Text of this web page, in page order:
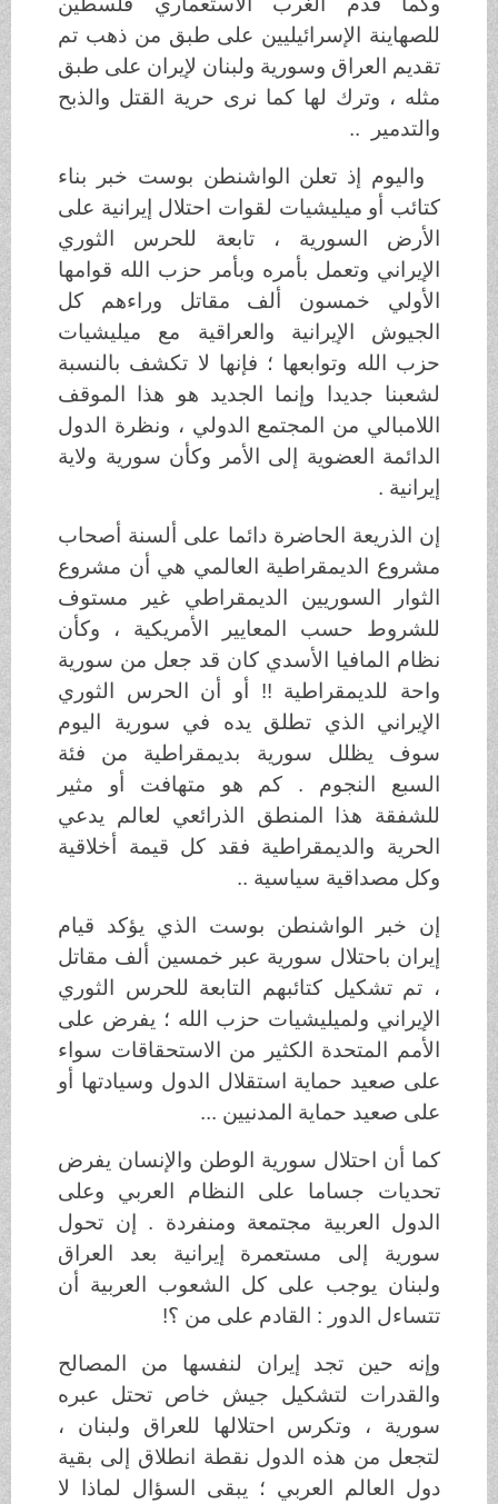
للصهاينة الإسرائيليين على طبق من ذهب تم
تقديم العراق وسورية ولبنان لإيران على طبق
مثله ، وترك لها كما نرى حرية القتل والذبح
والتدمير ..
واليوم إذ تعلن الواشنطن بوست خبر بناء
كتائب أو ميليشيات لقوات احتلال إيرانية على
الأرض السورية ، تابعة للحرس الثوري
الإيراني وتعمل بأمره وبأمر حزب الله قوامها
الأولي خمسون ألف مقاتل وراءهم كل
الجيوش الإيرانية والعراقية مع ميليشيات
حزب الله وتوابعها ؛ فإنها لا تكشف بالنسبة
لشعبنا جديدا وإنما الجديد هو هذا الموقف
اللامبالي من المجتمع الدولي ، ونظرة الدول
الدائمة العضوية إلى الأمر وكأن سورية ولاية
إيرانية .
إن الذريعة الحاضرة دائما على ألسنة أصحاب
مشروع الديمقراطية العالمي هي أن مشروع
الثوار السوريين الديمقراطي غير مستوف
للشروط حسب المعايير الأمريكية ، وكأن
نظام المافيا الأسدي كان قد جعل من سورية
واحة للديمقراطية !! أو أن الحرس الثوري
الإيراني الذي تطلق يده في سورية اليوم
سوف يظلل سورية بديمقراطية من فئة
السبع النجوم . كم هو متهافت أو مثير
للشفقة هذا المنطق الذرائعي لعالم يدعي
الحرية والديمقراطية فقد كل قيمة أخلاقية
وكل مصداقية سياسية ..
إن خبر الواشنطن بوست الذي يؤكد قيام
إيران باحتلال سورية عبر خمسين ألف مقاتل
، تم تشكيل كتائبهم التابعة للحرس الثوري
الإيراني ولميليشيات حزب الله ؛ يفرض على
الأمم المتحدة الكثير من الاستحقاقات سواء
على صعيد حماية استقلال الدول وسيادتها أو
على صعيد حماية المدنيين ...
كما أن احتلال سورية الوطن والإنسان يفرض
تحديات جساما على النظام العربي وعلى
الدول العربية مجتمعة ومنفردة . إن تحول
سورية إلى مستعمرة إيرانية بعد العراق
ولبنان يوجب على كل الشعوب العربية أن
تتساءل الدور : القادم على من ؟!
وإنه حين تجد إيران لنفسها من المصالح
والقدرات لتشكيل جيش خاص تحتل عبره
سورية ، وتكرس احتلالها للعراق ولبنان ،
لتجعل من هذه الدول نقطة انطلاق إلى بقية
دول العالم العربي ؛ يبقى السؤال لماذا لا